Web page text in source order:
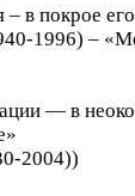
– в покрое
1996) –
— в
2004))